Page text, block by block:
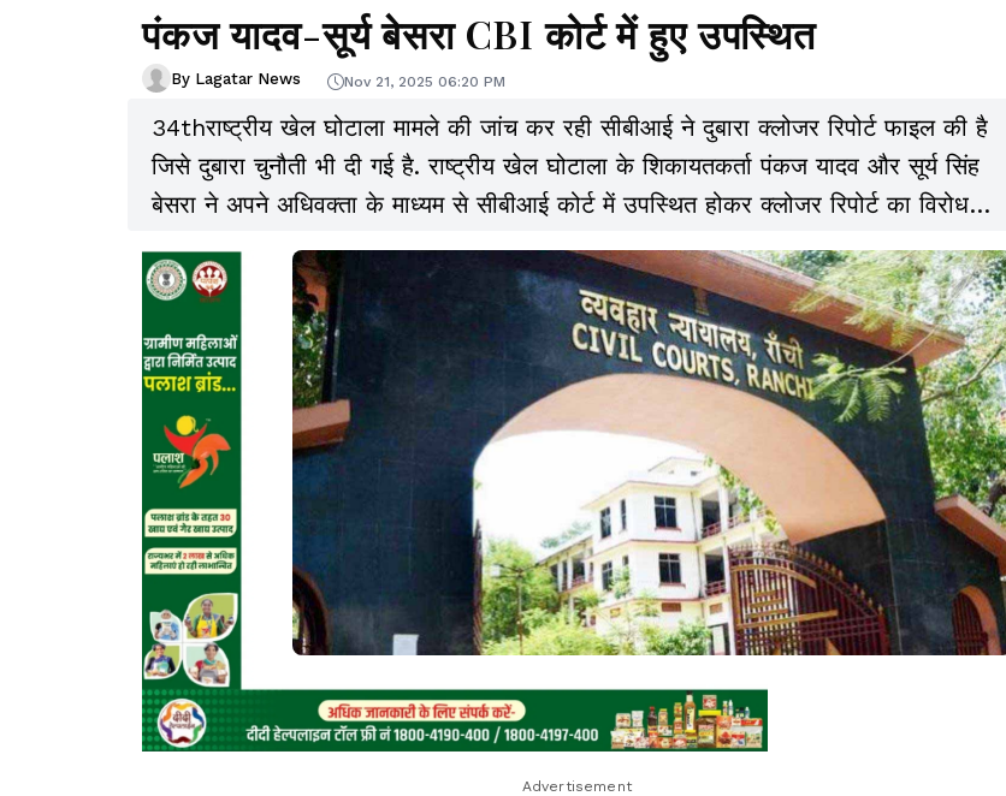
पंकज यादव-सूर्य बेसरा CBI कोर्ट में हुए उपस्थित
By Lagatar News Nov 21, 2025 06:20 PM
34thराष्ट्रीय खेल घोटाला मामले की जांच कर रही सीबीआई ने दुबारा क्लोजर रिपोर्ट फाइल की है
जिसे दुबारा चुनौती भी दी गई है. राष्ट्रीय खेल घोटाला के शिकायतकर्ता पंकज यादव और सूर्य सिंह
बेसरा ने अपने अधिवक्ता के माध्यम से सीबीआई कोर्ट में उपस्थित होकर क्लोजर रिपोर्ट का विरोध
किया तथा सीबीआई कोर्ट से इसे स्वीकार ना करने की अपील की.
Advertisement